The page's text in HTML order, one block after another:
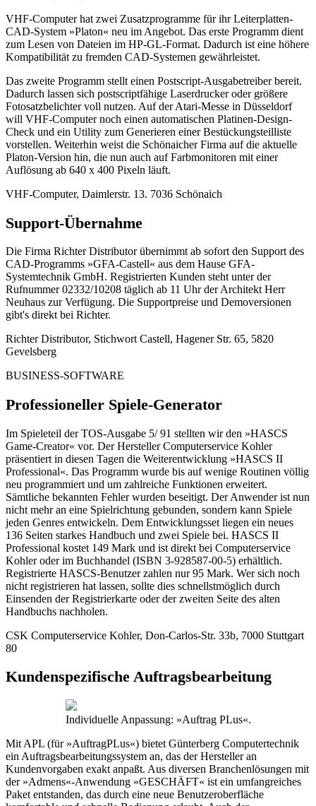
VHF-Computer hat zwei Zusatzprogramme für ihr Leiterplatten-
CAD-System »Platon« neu im Angebot. Das erste Programm dient
zum Lesen von Dateien im HP-GL-Format. Dadurch ist eine höhere
Kompatibilität zu fremden CAD-Systemen gewährleistet.
Das zweite Programm stellt einen Postscript-Ausgabetreiber bereit.
Dadurch lassen sich postscriptfähige Laserdrucker oder größere
Fotosatzbelichter voll nutzen. Auf der Atari-Messe in Düsseldorf
will VHF-Computer noch einen automatischen Platinen-Design-
Check und ein Utility zum Generieren einer Bestückungsteilliste
vorstellen. Weiterhin weist die Schönaicher Firma auf die aktuelle
Platon-Version hin, die nun auch auf Farbmonitoren mit einer
Auflösung ab 640 x 400 Pixeln läuft.
VHF-Computer, Daimlerstr. 13. 7036 Schönaich
Support-Übernahme
Die Firma Richter Distributor übernimmt ab sofort den Support des
CAD-Programms »GFA-Castell« aus dem Hause GFA-
Systemtechnik GmbH. Registrierten Kunden steht unter der
Rufnummer 02332/10208 täglich ab 11 Uhr der Architekt Herr
Neuhaus zur Verfügung. Die Supportpreise und Demoversionen
gibt's direkt bei Richter.
Richter Distributor, Stichwort Castell, Hagener Str. 65, 5820
Gevelsberg
BUSINESS-SOFTWARE
Professioneller Spiele-Generator
Im Spieleteil der TOS-Ausgabe 5/ 91 stellten wir den »HASCS
Game-Creator« vor. Der Hersteller Computerservice Kohler
präsentiert in diesen Tagen die Weiterentwicklung »HASCS II
Professional«. Das Programm wurde bis auf wenige Routinen völlig
neu programmiert und um zahlreiche Funktionen erweitert.
Sämtliche bekannten Fehler wurden beseitigt. Der Anwender ist nun
nicht mehr an eine Spielrichtung gebunden, sondern kann Spiele
jeden Genres entwickeln. Dem Entwicklungsset liegen ein neues
136 Seiten starkes Handbuch und zwei Spiele bei. HASCS II
Professional kostet 149 Mark und ist direkt bei Computerservice
Kohler oder im Buchhandel (ISBN 3-928587-00-5) erhältlich.
Registrierte HASCS-Benutzer zahlen nur 95 Mark. Wer sich noch
nicht registrieren hat lassen, sollte dies schnellstmöglich durch
Einsenden der Registrierkarte oder der zweiten Seite des alten
Handbuchs nachholen.
CSK Computerservice Kohler, Don-Carlos-Str. 33b, 7000 Stuttgart
80
Kundenspezifische Auftragsbearbeitung
Individuelle Anpassung: »Auftrag PLus«.
Mit APL (für »AuftragPLus«) bietet Günterberg Computertechnik
ein Auftragsbearbeitungssystem an, das der Hersteller an
Kundenvorgaben exakt anpaßt. Aus diversen Branchenlösungen mit
der »Admens«-Anwendung »GESCHÄFT« ist ein umfangreiches
Paket entstanden, das durch eine neue Benutzeroberfläche